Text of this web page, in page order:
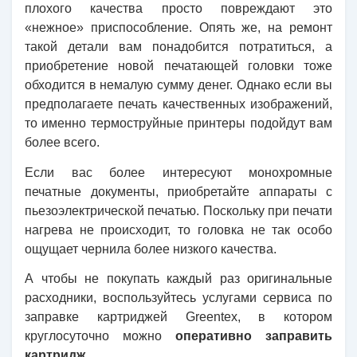
плохого качества просто повреждают это
«нежное» приспособление. Опять же, на ремонт
такой детали вам понадобится потратиться, а
приобретение новой печатающей головки тоже
обходится в немалую сумму денег. Однако если вы
предполагаете печать качественных изображений,
то именно термоструйные принтеры подойдут вам
более всего.
Если вас более интересуют монохромные
печатные документы, приобретайте аппараты с
пьезоэлектрической печатью. Поскольку при печати
нагрева не происходит, то головка не так особо
ощущает чернила более низкого качества.
А чтобы не покупать каждый раз оригинальные
расходники, воспользуйтесь услугами сервиса по
заправке картриджей Greentex, в котором
круглосуточно можно оперативно заправить